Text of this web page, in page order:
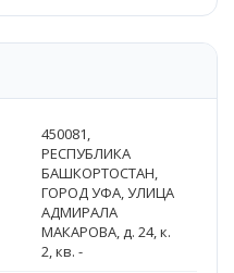
450081,
РЕСПУБЛИКА
БАШКОРТОСТАН,
ГОРОД УФА, УЛИЦА
АДМИРАЛА
МАКАРОВА, д. 24, к.
2, кв. -